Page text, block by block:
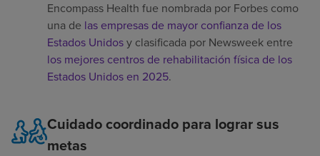
Encompass Health fue nombrada por Forbes como
una de las empresas de mayor confianza de los
Estados Unidosy clasificada por Newsweek entre
los mejores centros de rehabilitación física de los
Estados Unidos en 2025.
Cuidado coordinado para lograr sus
metas